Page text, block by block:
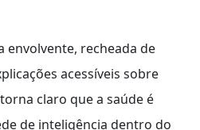
envolvente, recheada de
acessíveis sobre
claro que a saúde é
de inteligência dentro do